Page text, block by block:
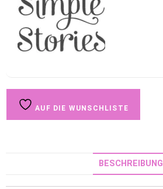
AUF DIE WUNSCHLISTE
BESCHREIBUNG